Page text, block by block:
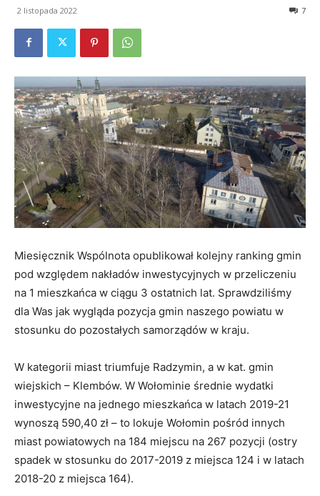
2 listopada 2022 7
Miesięcznik Wspólnota opublikował kolejny ranking gmin
pod względem nakładów inwestycyjnych w przeliczeniu
na 1 mieszkańca w ciągu 3 ostatnich lat. Sprawdziliśmy
dla Was jak wygląda pozycja gmin naszego powiatu w
stosunku do pozostałych samorządów w kraju.
W kategorii miast triumfuje Radzymin, a w kat. gmin
wiejskich – Klembów. W Wołominie średnie wydatki
inwestycyjne na jednego mieszkańca w latach 2019-21
wynoszą 590,40 zł – to lokuje Wołomin pośród innych
miast powiatowych na 184 miejscu na 267 pozycji (ostry
spadek w stosunku do 2017-2019 z miejsca 124 i w latach
2018-20 z miejsca 164).